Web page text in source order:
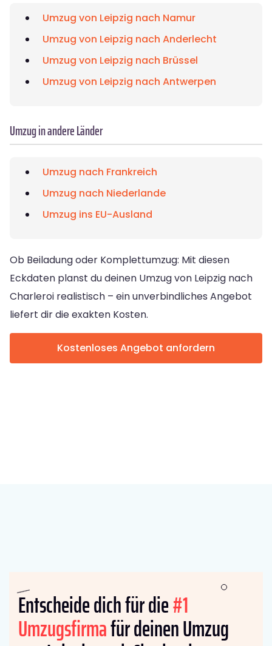
Umzug von Leipzig nach Namur
Umzug von Leipzig nach Anderlecht
Umzug von Leipzig nach Brüssel
Umzug von Leipzig nach Antwerpen
Umzug in andere Länder
Umzug nach Frankreich
Umzug nach Niederlande
Umzug ins EU-Ausland
Ob Beiladung oder Komplettumzug: Mit diesen
Eckdaten planst du deinen Umzug von Leipzig nach
Charleroi realistisch – ein unverbindliches Angebot
liefert dir die exakten Kosten.
Kostenloses Angebot anfordern
Entscheide dich für die#1
Umzugsfirmafür deinen Umzug